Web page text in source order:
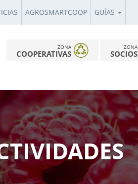
AGROSMARTCOOP GUÍAS
ZONA
COOPERATIVAS
ZONA
SOCIOS